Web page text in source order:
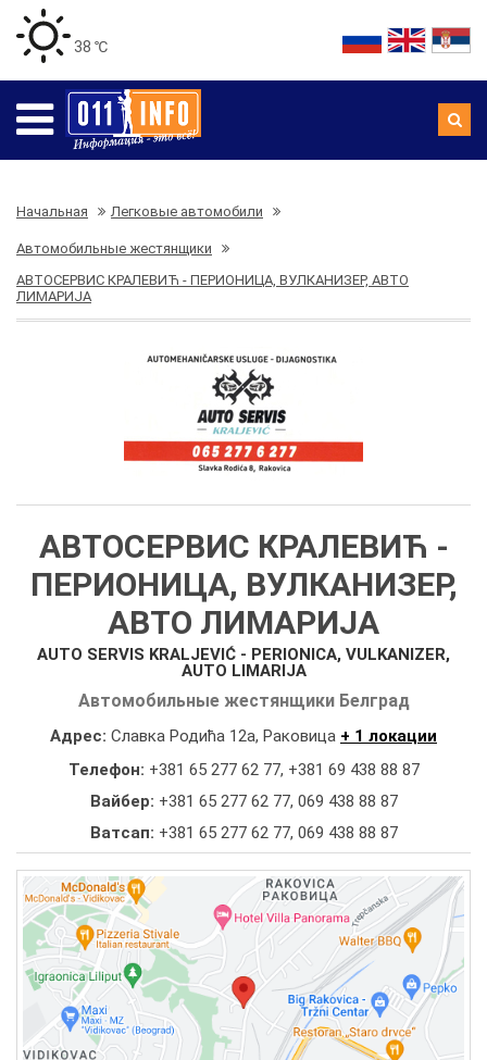
38 ℃
Начальная Легковые автомобили
Автомобильные жестянщики
АВТОСЕРВИС КРАЛЕВИЋ - ПЕРИОНИЦА, ВУЛКАНИЗЕР, АВТО
ЛИМАРИЈА
АВТОСЕРВИС КРАЛЕВИЋ -
ПЕРИОНИЦА, ВУЛКАНИЗЕР,
АВТО ЛИМАРИЈА
AUTO SERVIS KRALJEVIĆ - PERIONICA, VULKANIZER,
AUTO LIMARIJA
Автомобильные жестянщики Белград
Адрес: Славка Родића 12а, Раковица + 1 локации
Телефон: +381 65 277 62 77, +381 69 438 88 87
Вайбер: +381 65 277 62 77, 069 438 88 87
Ватсап: +381 65 277 62 77, 069 438 88 87